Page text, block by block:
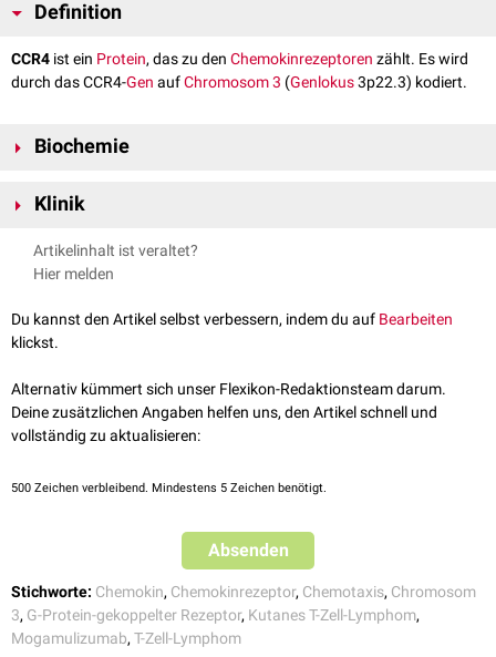
Definition
CCR4 ist ein Protein, das zu den Chemokinrezeptoren zählt. Es wird
durch das CCR4-Gen aufChromosom 3 (Genlokus3p22.3) kodiert.
Biochemie
binden:
CLL4(MIP-1β)
CCL5 (RANTES)
CCL22(MDC)
wichtige Rolle imImmunsystem
Klinik
CCR4 wird häufig auf Krebszellen
Mogamulizumab
zerstört.
Artikelinhalt ist veraltet?
Hier melden
Du kannst den Artikel selbst verbessern, indem du auf Bearbeiten
klickst.
Alternativ kümmert sich unser Flexikon-Redaktionsteam darum.
Deine zusätzlichen Angaben helfen uns, den Artikel schnell und
vollständig zu aktualisieren:
500 Zeichen verbleibend. Mindestens 5 Zeichen benötigt.
Absenden
Stichworte: Chemokin, Chemokinrezeptor, Chemotaxis, Chromosom
3, G-Protein-gekoppelter Rezeptor, Kutanes T-Zell-Lymphom,
Mogamulizumab, T-Zell-Lymphom